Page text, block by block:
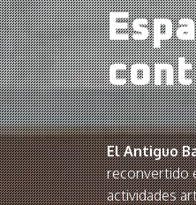
El Antiguo
reconvertido
actividades